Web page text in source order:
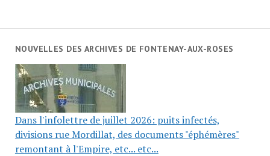
NOUVELLES DES ARCHIVES DE FONTENAY-AUX-ROSES
Dans l'infolettre de juillet 2026: puits infectés,
divisions rue Mordillat, des documents "éphémères"
remontant à l'Empire, etc... etc...